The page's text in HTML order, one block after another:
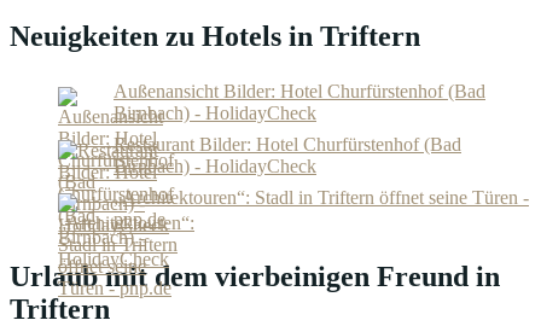
Neuigkeiten zu Hotels in Triftern
Außenansicht Bilder: Hotel Churfürstenhof (Bad
Birnbach) - HolidayCheck
Restaurant Bilder: Hotel Churfürstenhof (Bad
Birnbach) - HolidayCheck
„Architektouren“: Stadl in Triftern öffnet seine Türen -
pnp.de
Urlaub mit dem vierbeinigen Freund in
Triftern